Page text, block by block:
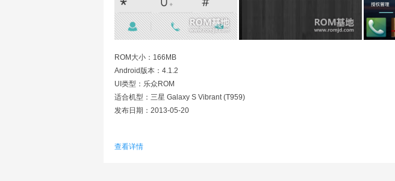
ROM大小：166MB
Android版本：4.1.2
UI类型：乐众ROM
适合机型：三星 Galaxy S Vibrant (T959)
发布日期：2013-05-20
多主题大幅提升切换主题和安装主题的速度
查看详情